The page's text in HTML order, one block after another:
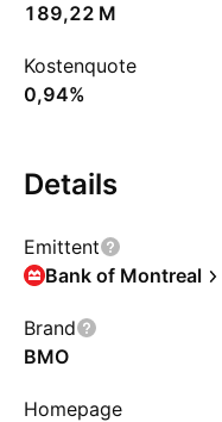
‪189,22 M‬
Kostenquote
0,94%
Details
Emittent
Bank of Montreal
Brand
BMO
Homepage